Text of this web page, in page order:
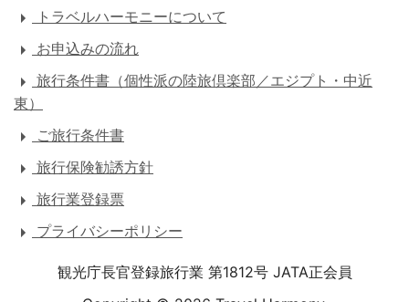
トラベルハーモニーについて
お申込みの流れ
旅行条件書（個性派の陸旅倶楽部／エジプト・中近
東）
ご旅行条件書
旅行保険勧誘方針
旅行業登録票
プライバシーポリシー
観光庁長官登録旅行業 第1812号 JATA正会員